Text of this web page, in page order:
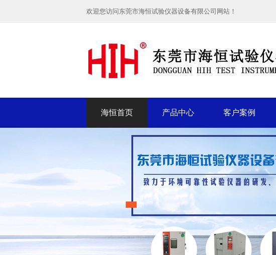
欢迎您访问东莞市海恒试验仪器设备有限公司网站！
海恒首页 产品中心 客户案例